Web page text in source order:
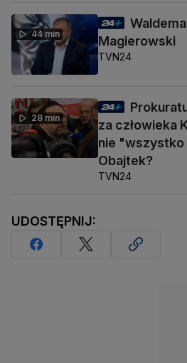
44 min
Magierowski
TVN24
28 min
za człowieka
nie "wszystko
Obajtek?
TVN24
UDOSTĘPNIJ: